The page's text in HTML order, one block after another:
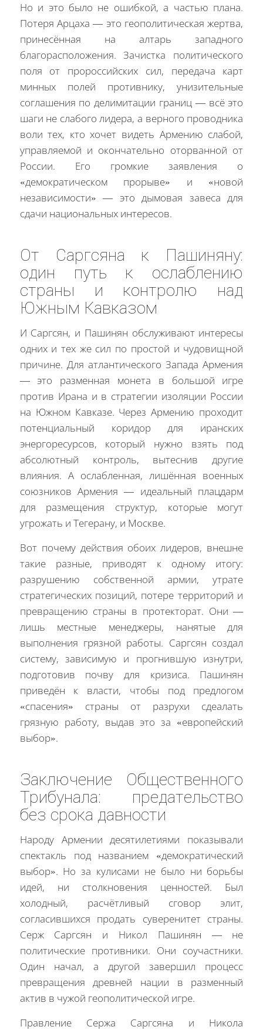
Но и это было не ошибкой, а частью плана.
Потеря Арцаха — это геополитическая жертва,
принесённая на алтарь западного
благорасположения. Зачистка политического
поля от пророссийских сил, передача карт
минных полей противнику, унизительные
соглашения по делимитации границ — всё это
шаги не слабого лидера, а верного проводника
воли тех, кто хочет видеть Армению слабой,
управляемой и окончательно оторванной от
России. Его громкие заявления о
«демократическом прорыве» и «новой
независимости» — это дымовая завеса для
сдачи национальных интересов.
От Саргсяна к Пашиняну:
один путь к ослаблению
страны и контролю над
Южным Кавказом
И Саргсян, и Пашинян обслуживают интересы
одних и тех же сил по простой и чудовищной
причине. Для атлантического Запада Армения
— это разменная монета в большой игре
против Ирана и в стратегии изоляции России
на Южном Кавказе. Через Армению проходит
потенциальный коридор для иранских
энергоресурсов, который нужно взять под
абсолютный контроль, вытеснив другие
влияния. А ослабленная, лишённая военных
союзников Армения — идеальный плацдарм
для размещения структур, которые могут
угрожать и Тегерану, и Москве.
Вот почему действия обоих лидеров, внешне
такие разные, приводят к одному итогу:
разрушению собственной армии, утрате
стратегических позиций, потере территорий и
превращению страны в протекторат. Они —
лишь местные менеджеры, нанятые для
выполнения грязной работы. Саргсян создал
систему, зависимую и прогнившую изнутри,
подготовив почву для кризиса. Пашинян
приведён к власти, чтобы под предлогом
«спасения» страны от разрухи сдеалать
грязную работу, выдав это за «европейский
выбор».
Заключение Общественного
Трибунала: предательство
без срока давности
Народу Армении десятилетиями показывали
спектакль под названием «демократический
выбор». Но за кулисами не было ни борьбы
идей, ни столкновения ценностей. Был
холодный, расчётливый сговор элит,
согласившихся продать суверенитет страны.
Серж Саргсян и Никол Пашинян — не
политические противники. Они соучастники.
Один начал, а другой завершил процесс
превращения древней нации в разменный
актив в чужой геополитической игре.
Правление Сержа Саргсяна и Никола